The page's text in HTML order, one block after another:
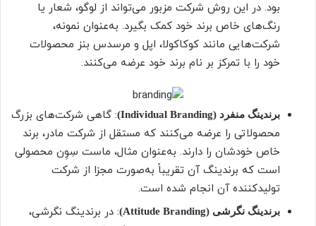
بود. در این روش شرکت مزبور می‌تواند از لوگو، شعار یا
رنگ‌های خاص برند خود کمک بگیرد. به‌عنوان نمونه،
شرکت‌هایی مانند کوکاکولا، اپل و مرسدس بنز محصولات
خود را با تمرکز بر نام برند خود عرضه می‌کنند.
برندینگ منفرد (Individual Branding)
: گاهی شرکت‌های بزرگ
محصولاتی را عرضه می‌کنند که مستقل از شرکت مادر، برند
خاص خودشان را دارند. به‌عنوان مثال، ماست سِوِن محصولی
است که برندینگ آن تقریباً به‌صورت مجزا از شرکت
تولیدکننده آن انجام شده است.
برندینگ نگرشی (Attitude Branding)
: در برندینگ نگرشی،